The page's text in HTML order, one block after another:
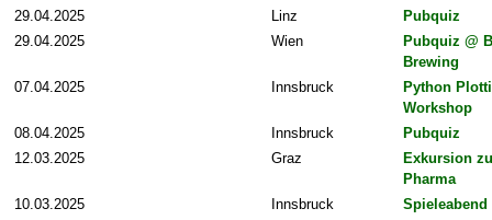
29.04.2025
Linz
Pubquiz
29.04.2025
Wien
Pubquiz @
Brewing
07.04.2025
Innsbruck
Python
Workshop
08.04.2025
Innsbruck
Pubquiz
12.03.2025
Graz
Exkursion
Pharma
10.03.2025
Innsbruck
Spieleabend